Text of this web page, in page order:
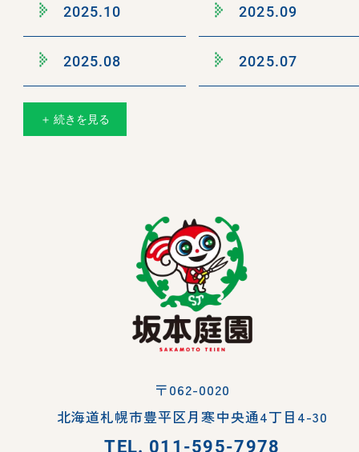
2025.10 2025.09
2025.08 2025.07
＋ 続きを見る
〒062-0020
北海道札幌市豊平区月寒中央通4丁目4-30
TEL. 011-595-7978